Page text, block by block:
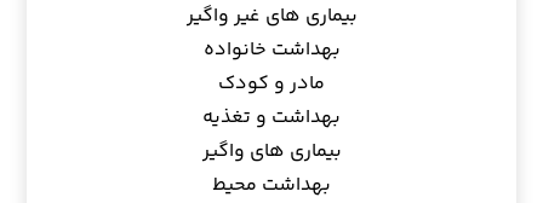
بیماری های غیر واگیر
بهداشت خانواده
مادر و کودک
بهداشت و تغذیه
بیماری های واگیر
بهداشت محیط